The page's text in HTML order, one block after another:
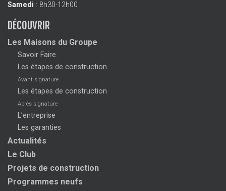
Samedi : 8h30-12h00
DÉCOUVRIR
Les Maisons du Groupe
Savoir Faire
Les étapes de construction
Avant signature
Les étapes de construction
Après signature
L’entreprise
Les garanties
Actualités
Le Club
Projets de construction
Programmes neufs